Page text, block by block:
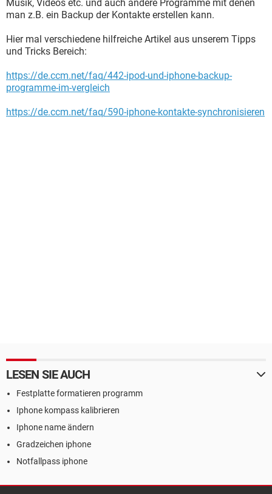
Musik, Videos etc. und auch andere Programme mit denen
man z.B. ein Backup der Kontakte erstellen kann.
Hier mal verschiedene hilfreiche Artikel aus unserem Tipps
und Tricks Bereich:
https://de.ccm.net/faq/442-ipod-und-iphone-backup-
programme-im-vergleich
https://de.ccm.net/faq/590-iphone-kontakte-synchronisieren
LESEN SIE AUCH
Festplatte formatieren programm
Iphone kompass kalibrieren
Iphone name ändern
Gradzeichen iphone
Notfallpass iphone